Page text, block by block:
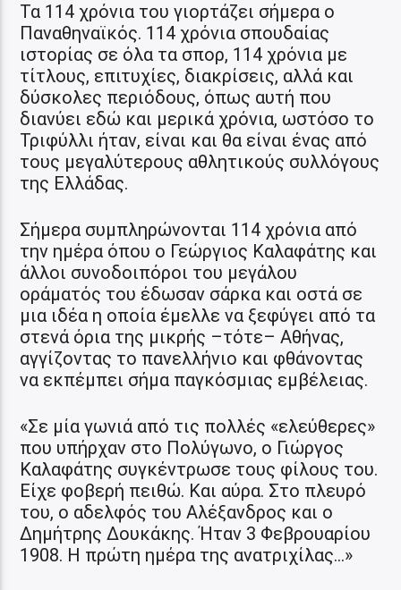
Τα 114 χρόνια του γιορτάζει σήμερα ο
Παναθηναϊκός. 114 χρόνια σπουδαίας
ιστορίας σε όλα τα σπορ, 114 χρόνια με
τίτλους, επιτυχίες, διακρίσεις, αλλά και
δύσκολες περιόδους, όπως αυτή που
διανύει εδώ και μερικά χρόνια, ωστόσο το
Τριφύλλι ήταν, είναι και θα είναι ένας από
τους μεγαλύτερους αθλητικούς συλλόγους
της Ελλάδας.
Σήμερα συμπληρώνονται 114 χρόνια από
την ημέρα όπου ο Γεώργιος Καλαφάτης και
άλλοι συνοδοιπόροι του μεγάλου
οράματός του έδωσαν σάρκα και οστά σε
μια ιδέα η οποία έμελλε να ξεφύγει από τα
στενά όρια της μικρής –τότε– Αθήνας,
αγγίζοντας το πανελλήνιο και φθάνοντας
να εκπέμπει σήμα παγκόσμιας εμβέλειας.
«Σε μία γωνιά από τις πολλές «ελεύθερες»
που υπήρχαν στο Πολύγωνο, ο Γιώργος
Καλαφάτης συγκέντρωσε τους φίλους του.
Είχε φοβερή πειθώ. Και αύρα. Στο πλευρό
του, ο αδελφός του Αλέξανδρος και ο
Δημήτρης Δουκάκης. Ήταν 3 Φεβρουαρίου
1908. Η πρώτη ημέρα της ανατριχίλας…»